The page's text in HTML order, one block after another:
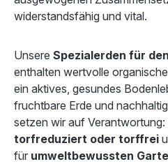
widerstandsfähig und vital.
Unsere Spezialerden für
enthalten wertvolle
ein aktives, gesundes
fruchtbare Erde und
setzen wir auf Verantwortung:
torfreduziert oder torffrei
für umweltbewussten